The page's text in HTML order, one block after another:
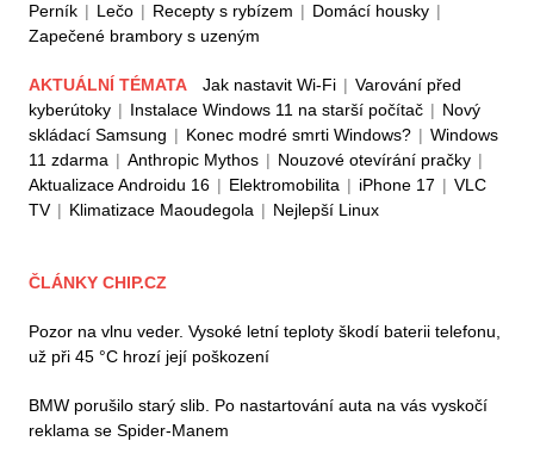
Perník | Lečo | Recepty s rybízem | Domácí housky |
Zapečené brambory s uzeným
AKTUÁLNÍ TÉMATA Jak nastavit Wi-Fi | Varování před
kyberútoky | Instalace Windows 11 na starší počítač | Nový
skládací Samsung | Konec modré smrti Windows? | Windows
11 zdarma | Anthropic Mythos | Nouzové otevírání pračky |
Aktualizace Androidu 16 | Elektromobilita | iPhone 17 | VLC
TV | Klimatizace Maoudegola | Nejlepší Linux
ČLÁNKY CHIP.CZ
Pozor na vlnu veder. Vysoké letní teploty škodí baterii telefonu,
už při 45 °C hrozí její poškození
BMW porušilo starý slib. Po nastartování auta na vás vyskočí
reklama se Spider-Manem